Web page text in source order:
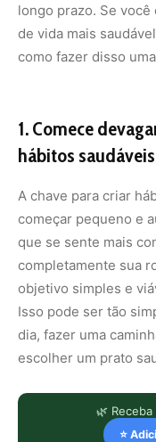
longo prazo. Se
de vida mais
como fazer disso
1.Comece
hábitos saudáveis
A chave para criar
começar pequeno e
que se sente mais
completamente sua
objetivo simples e
Isso pode ser tão
dia, fazer uma
escolher um prato
🌿
⭐